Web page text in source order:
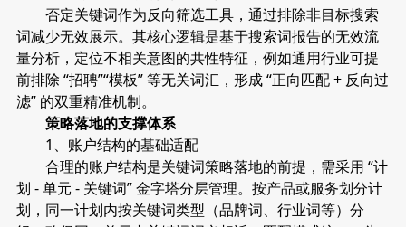
否定关键词作为反向筛选工具，通过排除非目标搜索
词减少无效展示。其核心逻辑是基于搜索词报告的无效流
量分析，定位不相关意图的共性特征，例如通用行业可提
前排除 “招聘”“模板” 等无关词汇，形成 “正向匹配 + 反向过
滤” 的双重精准机制。
策略落地的支撑体系
1、账户结构的基础适配
合理的账户结构是关键词策略落地的前提，需采用 “计
划 - 单元 - 关键词” 金字塔分层管理。按产品或服务划分计
划，同一计划内按关键词类型（品牌词、行业词等）分